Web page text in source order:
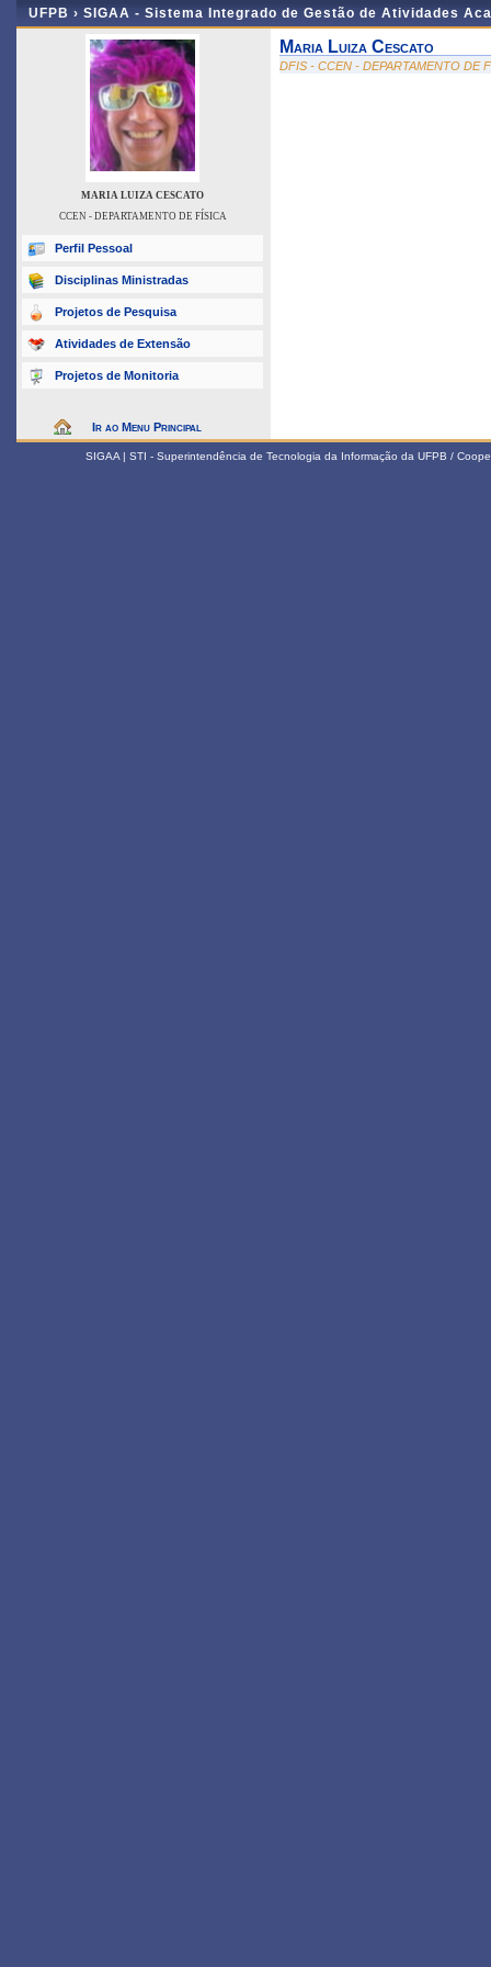
UFPB › SIGAA - Sistema Integrado de Gestão de Atividades
MARIA LUIZA CESCATO
CCEN - DEPARTAMENTO DE FÍSICA
Perfil Pessoal
Disciplinas Ministradas
Projetos de Pesquisa
Atividades de Extensão
Projetos de Monitoria
Ir ao Menu Principal
Maria Luiza Cescato
DFIS - CCEN - DEPARTAMENTO DE
SIGAA | STI - Superintendência de Tecnologia da Informação da UFPB /